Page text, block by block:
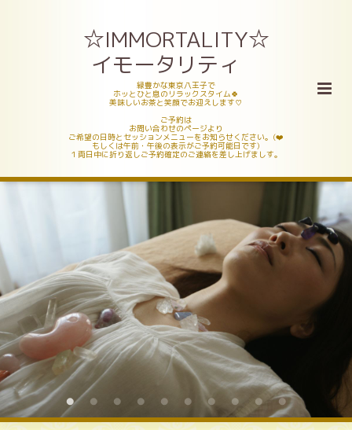
☆IMMORTALITY☆
イモータリティ
緑豊かな東京八王子で
ホッとひと息のリラックスタイム🍀
美味しいお茶と笑顔でお迎えします♡
ご予約は
お問い合わせのページより
ご希望の日時とセッションメニューをお知らせください。(❤️
もしくは午前・午後の表示がご予約可能日です)
１両日中に折り返しご予約確定のご連絡を差し上げましす。
八王子市元本郷にある新セッションルーム